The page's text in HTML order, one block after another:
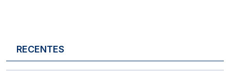
RECENTES